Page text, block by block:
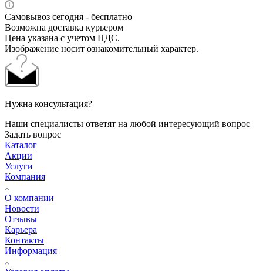
Самовывоз сегодня - бесплатно
Возможна доставка курьером
Цена указана с учетом НДС.
Изображение носит ознакомительный характер.
Нужна консультация?
Наши специалисты ответят на любой интересующий вопрос
Задать вопрос
Каталог
Акции
Услуги
Компания
О компании
Новости
Отзывы
Карьера
Контакты
Информация